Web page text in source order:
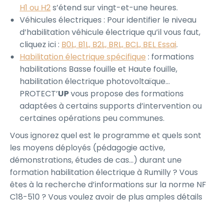
H1 ou H2s’étend sur vingt-et-une heures.
Véhicules électriques : Pour identifier le niveau
d’habilitation véhicule électrique qu’il vous faut,
cliquez ici : B0L, B1L, B2L, BRL, BCL, BEL Essai.
Habilitation électrique spécifique : formations
habilitations Basse fouille et Haute fouille,
habilitation électrique photovoltaïque…
PROTECT’UPvous propose des formations
adaptées à certains supports d’intervention ou
certaines opérations peu communes.
Vous ignorez quel est le programme et quels sont
les moyens déployés (pédagogie active,
démonstrations, études de cas…) durant une
formation habilitation électrique à Rumilly ? Vous
êtes à la recherche d’informations sur la norme NF
C18-510 ? Vous voulez avoir de plus amples détails